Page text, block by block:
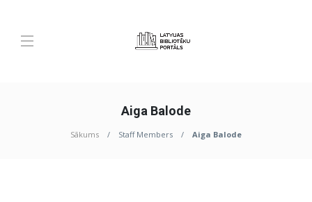
Aiga Balode
Sākums Staff Members Aiga Balode